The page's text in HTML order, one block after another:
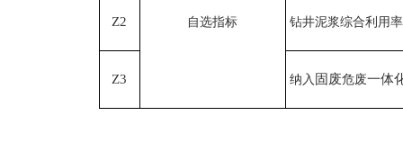
自选指标
Z2 钻井泥浆综合利用率
Z3 纳入 固废危废一体